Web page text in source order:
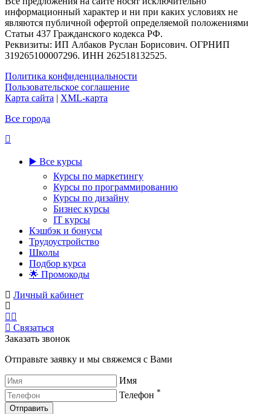
информационный характер и ни при каких условиях не
являются публичной офертой определяемой положениями
Статьи 437 Гражданского кодекса РФ.
Реквизиты: ИП Албаков Руслан Борисович. ОГРНИП
319265100007296. ИНН 262518132525.
Политика конфиденциальности
Пользовательское соглашение
Карта сайта | XML-карта
Все города
▶️ Все курсы
Курсы по маркетингу
Курсы по программированию
Курсы по дизайну
Бизнес курсы
IT курсы
Кэшбэк и бонусы
Трудоустройство
Школы
Подбор курса
🌟 Промокоды
Личный кабинет
Связаться
Заказать звонок
Отправьте заявку и мы свяжемся с Вами
Имя
Телефон *
Отправить